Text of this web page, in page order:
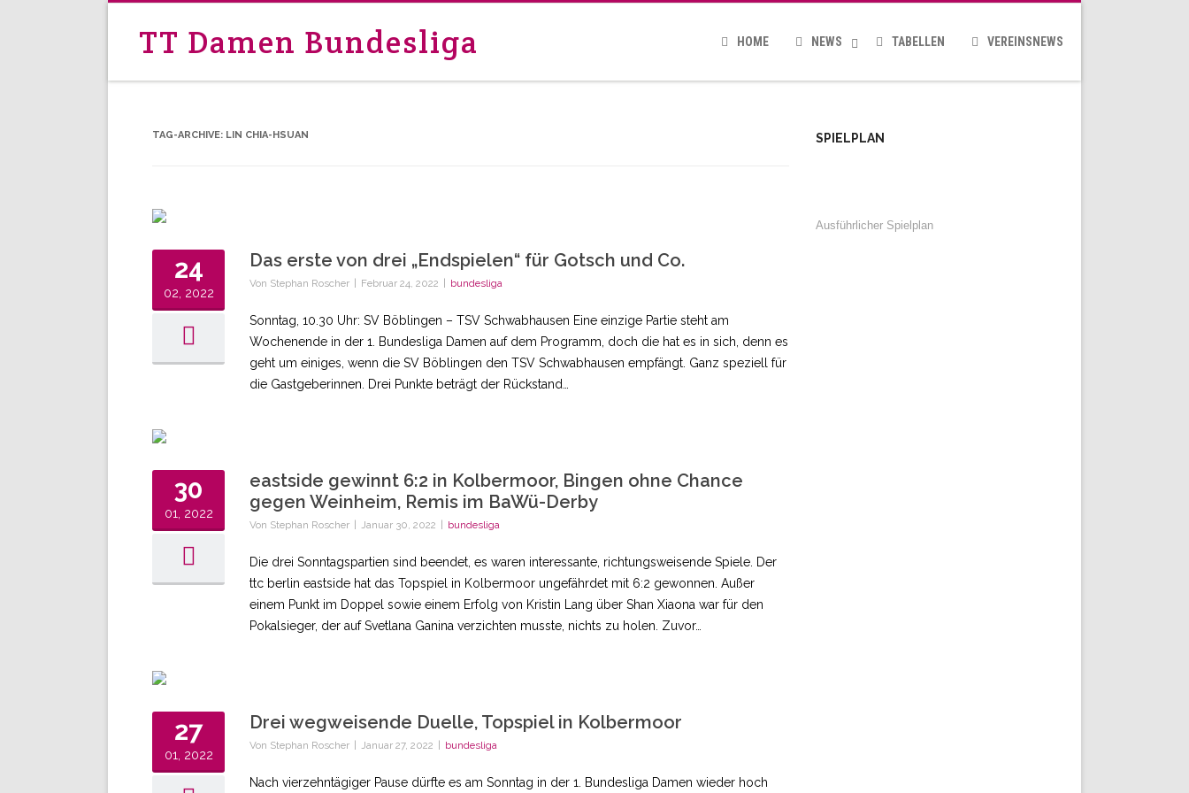
TT Damen Bundesliga HOME NEWS TABELLEN VEREINSNEWS
TAG-ARCHIVE: LIN CHIA-HSUAN
24
02, 2022
Das erste von drei „Endspielen“ für Gotsch und Co.
Von Stephan Roscher Februar 24, 2022 bundesliga
Sonntag, 10.30 Uhr: SV Böblingen – TSV Schwabhausen Eine einzige Partie steht am
Wochenende in der 1. Bundesliga Damen auf dem Programm, doch die hat es in sich, denn es
geht um einiges, wenn die SV Böblingen den TSV Schwabhausen empfängt. Ganz speziell für
die Gastgeberinnen. Drei Punkte beträgt der Rückstand…
30
01, 2022
eastside gewinnt 6:2 in Kolbermoor, Bingen ohne Chance
gegen Weinheim, Remis im BaWü-Derby
Von Stephan Roscher Januar 30, 2022 bundesliga
Die drei Sonntagspartien sind beendet, es waren interessante, richtungsweisende Spiele. Der
ttc berlin eastside hat das Topspiel in Kolbermoor ungefährdet mit 6:2 gewonnen. Außer
einem Punkt im Doppel sowie einem Erfolg von Kristin Lang über Shan Xiaona war für den
Pokalsieger, der auf Svetlana Ganina verzichten musste, nichts zu holen. Zuvor…
27
01, 2022
Drei wegweisende Duelle, Topspiel in Kolbermoor
Von Stephan Roscher Januar 27, 2022 bundesliga
Nach vierzehntägiger Pause dürfte es am Sonntag in der 1. Bundesliga Damen wieder hoch
SPIELPLAN
Ausführlicher Spielplan